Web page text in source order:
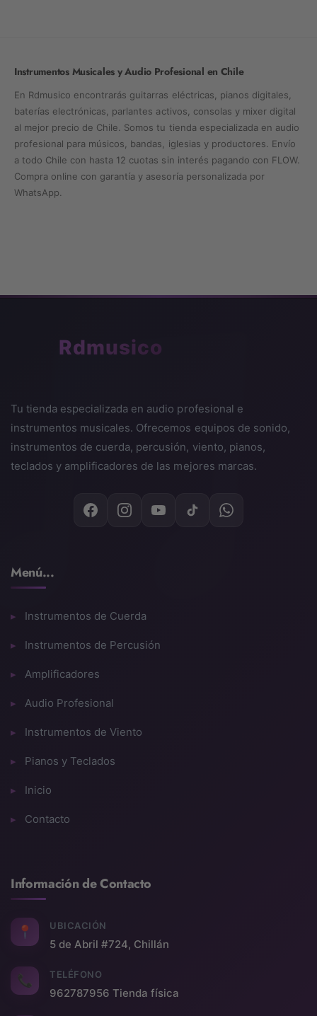
Instrumentos Musicales y Audio Profesional en Chile
En Rdmusico encontrarás guitarras eléctricas, pianos digitales,
baterías electrónicas, parlantes activos, consolas y mixer digital
al mejor precio de Chile. Somos tu tienda especializada en audio
profesional para músicos, bandas, iglesias y productores. Envío
a todo Chile con hasta 12 cuotas sin interés pagando con FLOW.
Compra online con garantía y asesoría personalizada por
WhatsApp.
Rdmusico
Tu tienda especializada en audio profesional e
instrumentos musicales. Ofrecemos equipos de sonido,
instrumentos de cuerda, percusión, viento, pianos,
teclados y amplificadores de las mejores marcas.
Menú...
Instrumentos de Cuerda
Instrumentos de Percusión
Amplificadores
Audio Profesional
Instrumentos de Viento
Pianos y Teclados
Inicio
Contacto
Información de Contacto
📍 UBICACIÓN
5 de Abril #724, Chillán
📞 TELÉFONO
962787956 Tienda física